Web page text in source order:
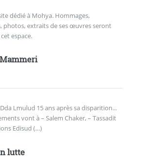
dédié à Mohya. Hommages,
photos, extraits de ses œuvres seront
espace.
Lmulud 15 ans après sa disparition...
vont à – Salem Chaker, – Tassadit
Edisud (…)
lutte